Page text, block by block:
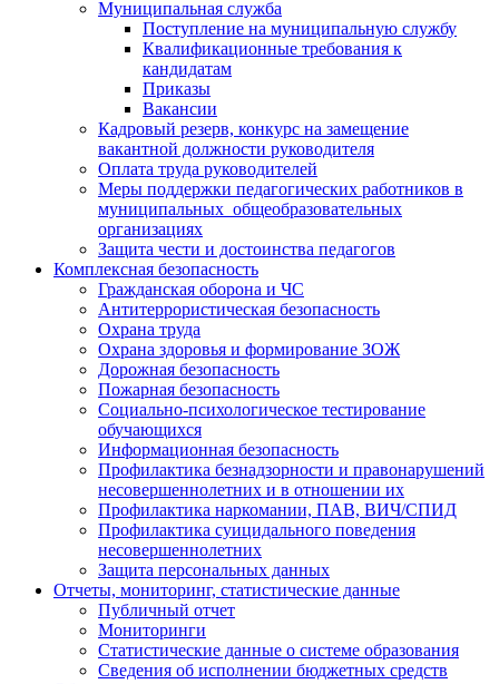
Муниципальная служба
Поступление на муниципальную службу
Квалификационные требования к
кандидатам
Приказы
Вакансии
Кадровый резерв, конкурс на замещение
вакантной должности руководителя
Оплата труда руководителей
Меры поддержки педагогических работников в
муниципальных общеобразовательных
организациях
Защита чести и достоинства педагогов
Комплексная безопасность
Гражданская оборона и ЧС
Антитеррористическая безопасность
Охрана труда
Охрана здоровья и формирование ЗОЖ
Дорожная безопасность
Пожарная безопасность
Социально-психологическое тестирование
обучающихся
Информационная безопасность
Профилактика безнадзорности и правонарушений
несовершеннолетних и в отношении их
Профилактика наркомании, ПАВ, ВИЧ/СПИД
Профилактика суицидального поведения
несовершеннолетних
Защита персональных данных
Отчеты, мониторинг, статистические данные
Публичный отчет
Мониторинги
Статистические данные о системе образования
Сведения об исполнении бюджетных средств